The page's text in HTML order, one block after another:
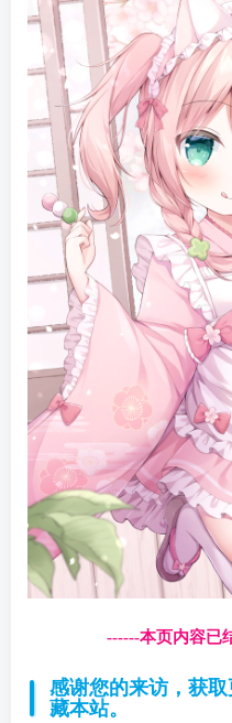
------本页内容已
感谢您的来访，获
藏本站。